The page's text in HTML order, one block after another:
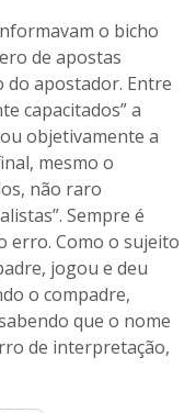
o bicho
de apostas
do apostador. Entre
capacitados” a
objetivamente a
mesmo o
não raro
Sempre é
erro. Como o sujeito
jogou e deu
o compadre,
que o nome
de interpretação,